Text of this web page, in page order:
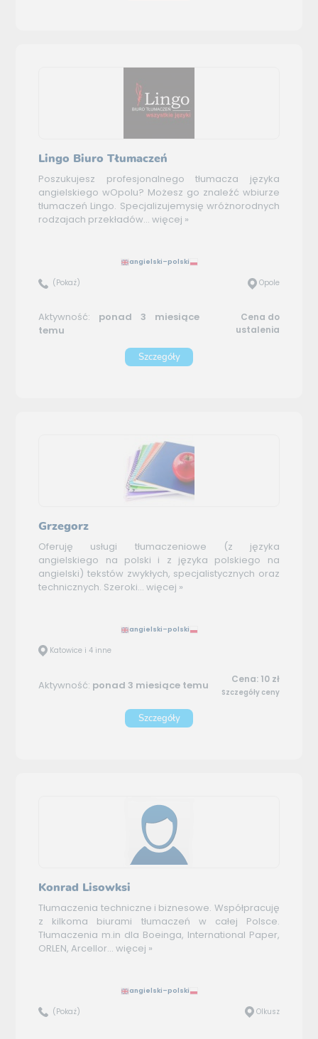
Lingo Biuro Tłumaczeń
Poszukujesz profesjonalnego tłumacza języka
angielskiego wOpolu? Możesz go znaleźć wbiurze
tłumaczeń Lingo. Specjalizujemysię wróżnorodnych
rodzajach przekładów... więcej »
angielski–polski
(Pokaż) Opole
Aktywność: ponad 3 miesiące
temu
Cena do
ustalenia
Szczegóły
Grzegorz
Oferuję usługi tłumaczeniowe (z języka
angielskiego na polski i z języka polskiego na
angielski) tekstów zwykłych, specjalistycznych oraz
technicznych. Szeroki... więcej »
angielski–polski
Katowice i 4 inne
Aktywność: ponad 3 miesiące temu Cena: 10 zł
Szczegóły ceny
Szczegóły
Konrad Lisowksi
Tłumaczenia techniczne i biznesowe. Współpracuję
z kilkoma biurami tłumaczeń w całej Polsce.
Tłumaczenia m.in dla Boeinga, International Paper,
ORLEN, Arcellor... więcej »
angielski–polski
(Pokaż) Olkusz